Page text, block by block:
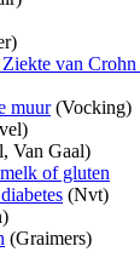
van
muur(Vocking)
Van Gaal)
of gluten
(Nvt)
(Graimers)